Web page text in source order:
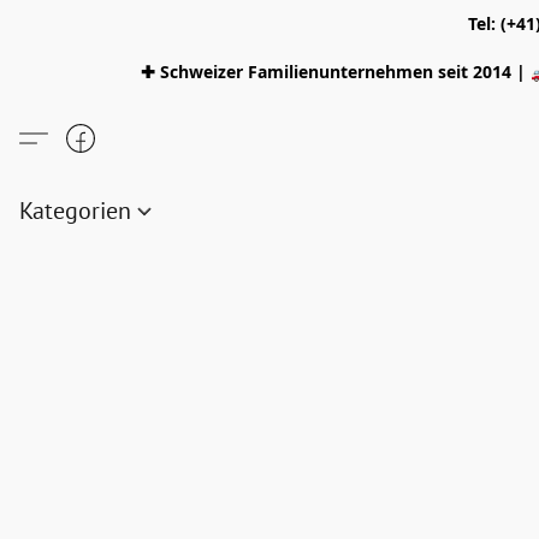
Tel:
✚ Schweizer Familienunternehmen seit 2014 |
Kategorien